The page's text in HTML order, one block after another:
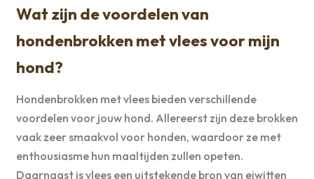
Wat zijn de voordelen van
hondenbrokken met vlees voor mijn
hond?
Hondenbrokken met vlees bieden verschillende
voordelen voor jouw hond. Allereerst zijn deze brokken
vaak zeer smaakvol voor honden, waardoor ze met
enthousiasme hun maaltijden zullen opeten.
Daarnaast is vlees een uitstekende bron van eiwitten